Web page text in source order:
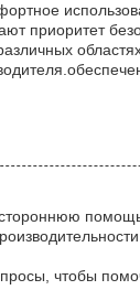
приоритет
чтобы